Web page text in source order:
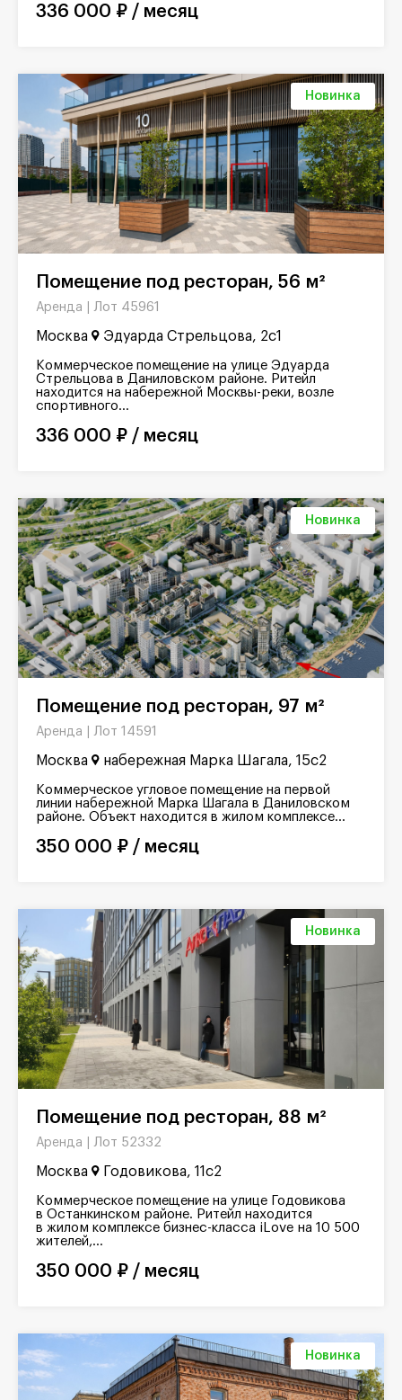
336 000 ₽ / месяц
Новинка
Помещение под ресторан, 56 м²
Аренда | Лот 45961
Москва Эдуарда Стрельцова, 2с1
Коммерческое помещение на улице Эдуарда
Стрельцова в Даниловском районе. Ритейл
находится на набережной Москвы-реки, возле
спортивного...
336 000 ₽ / месяц
Новинка
Помещение под ресторан, 97 м²
Аренда | Лот 14591
Москва набережная Марка Шагала, 15с2
Коммерческое угловое помещение на первой
линии набережной Марка Шагала в Даниловском
районе. Объект находится в жилом комплексе...
350 000 ₽ / месяц
Новинка
Помещение под ресторан, 88 м²
Аренда | Лот 52332
Москва Годовикова, 11с2
Коммерческое помещение на улице Годовикова
в Останкинском районе. Ритейл находится
в жилом комплексе бизнес-класса iLove на 10 500
жителей,...
350 000 ₽ / месяц
Новинка